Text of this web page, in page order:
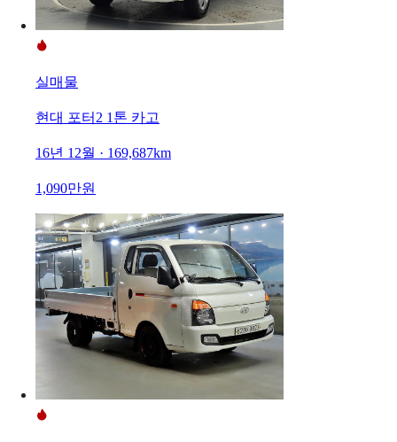
실매물
현대 포터2 1톤 카고
16년 12월 · 169,687km
1,090만원